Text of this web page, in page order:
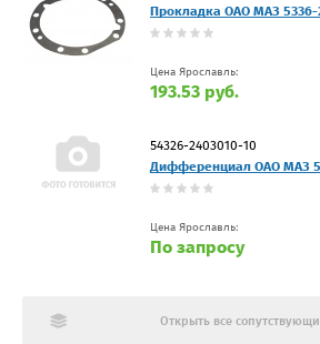
Прокладка ОАО МАЗ 5336-
Цена Ярославль:
193.53 руб.
54326-2403010-10
Дифференциал ОАО МАЗ
Цена Ярославль:
По запросу
Открыть все